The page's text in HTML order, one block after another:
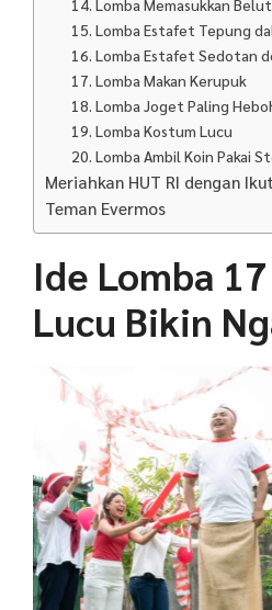
14. Lomba Memasukkan
15. Lomba Estafet Tepung
16. Lomba Estafet Sedotan
17. Lomba Makan Kerupuk
18. Lomba Joget Paling
19. Lomba Kostum Lucu
20. Lomba Ambil Koin Pakai
Meriahkan HUT RI dengan
Teman Evermos
Ide Lomba
Lucu Bikin